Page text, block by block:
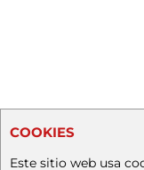
COOKIES
Este sitio web usa